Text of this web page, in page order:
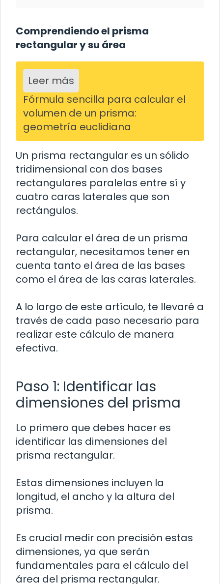
Comprendiendo el prisma
rectangular y su área
Leer más
Fórmula sencilla para calcular el
volumen de un prisma:
geometría euclidiana
Un prisma rectangular es un sólido
tridimensional con dos bases
rectangulares paralelas entre sí y
cuatro caras laterales que son
rectángulos.
Para calcular el área de un prisma
rectangular, necesitamos tener en
cuenta tanto el área de las bases
como el área de las caras laterales.
A lo largo de este artículo, te llevaré a
través de cada paso necesario para
realizar este cálculo de manera
efectiva.
Paso 1: Identificar las
dimensiones del prisma
Lo primero que debes hacer es
identificar las dimensiones del
prisma rectangular.
Estas dimensiones incluyen la
longitud, el ancho y la altura del
prisma.
Es crucial medir con precisión estas
dimensiones, ya que serán
fundamentales para el cálculo del
área del prisma rectangular.